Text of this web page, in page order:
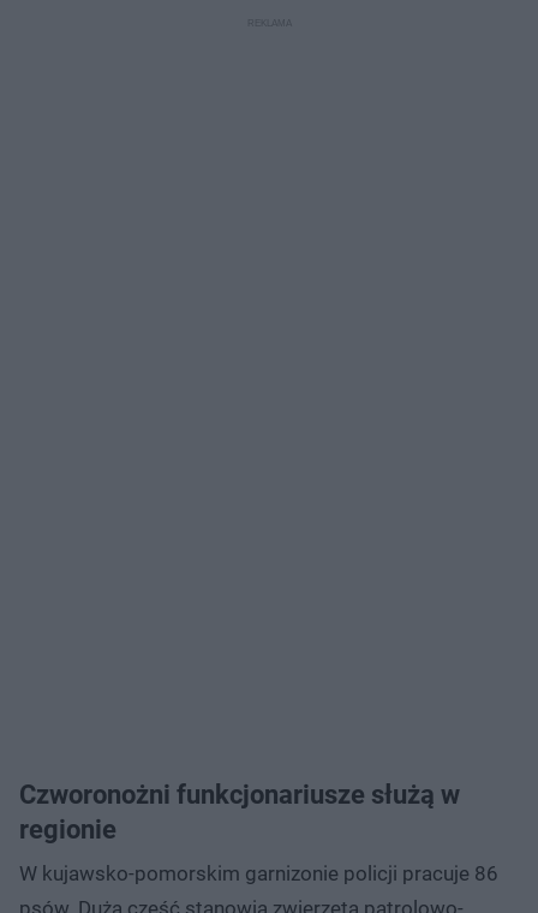
Czworonożni funkcjonariusze służą w
regionie
W kujawsko-pomorskim garnizonie policji pracuje 86
psów. Dużą część stanowią zwierzęta patrolowo-